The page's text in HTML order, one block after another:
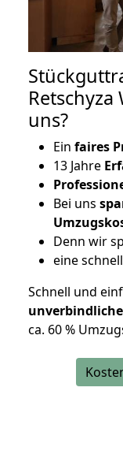
uns?
Ein faires
13 Jahre
Bei uns
Denn wir
eine
Schnell und
ca. 60 %